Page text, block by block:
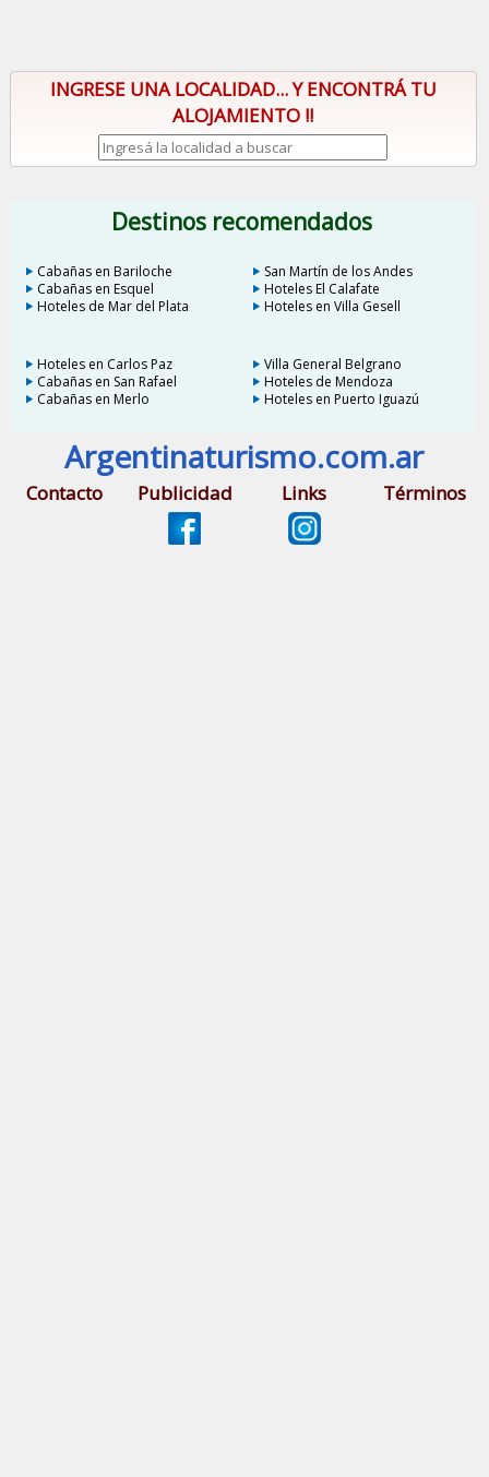
INGRESE UNA LOCALIDAD... Y ENCONTRÁ TU
ALOJAMIENTO !!
Destinos recomendados
Cabañas en Bariloche
San Martín de los Andes
Cabañas en Esquel
Hoteles El Calafate
Hoteles de Mar del Plata
Hoteles en Villa Gesell
Hoteles en Carlos Paz
Villa General Belgrano
Cabañas en San Rafael
Hoteles de Mendoza
Cabañas en Merlo
Hoteles en Puerto Iguazú
Argentinaturismo.com.ar
Contacto Publicidad Links Términos